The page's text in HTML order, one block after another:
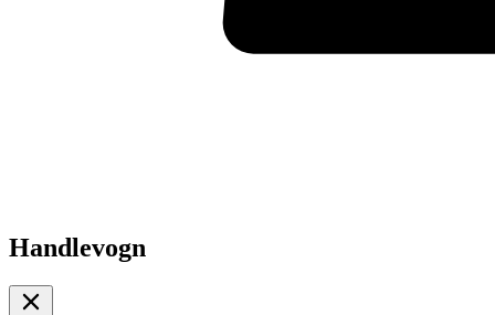
Handlevogn